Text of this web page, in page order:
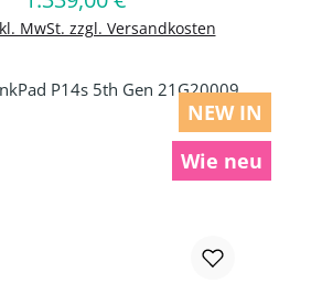
MwSt. zzgl. Versandkosten
NEW IN
Wie neu